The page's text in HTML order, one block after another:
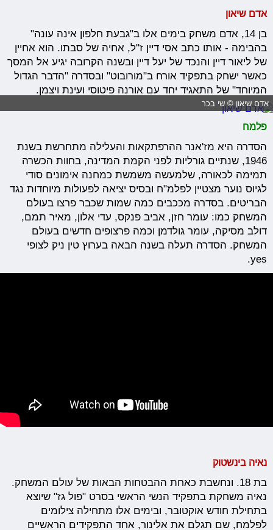
אדם שיאון
בן 14, אדם משחק בימים אלו ב"גבעת חלפון אינה עונה"
בהבימה - אותו כתב אסי דיין ז"ל, אחיה של סבתו. הוא אחיין
של ליאור דיין והנכד של יעל דיין ובשנה הקרובה יגיע אל המסך
כאשר ישחק בתפקיד אורח ב"מורובוט" ובסדרה "הדבר הגדול
המיוחד" של התאגיד יחד עם אורנה פיטוסי ועינת ויצמן.
אדם שיאון © שי בכר
פלמח
הסדרה היא מז'אנר ההרפתקאות והעלילה מתחרשת בשנת
1946, שנתיים גורליות לפני הקמת המדינה, בחוות הכשרה
תמימה לכאורה, שלמעשה משמשת כמחנה אימונים סודי
לגיוס נוער מצטיין לפלמ"ח ובסיס יציאה לפעולות מיוחדות נגד
הבריטים. בסדרה מככבים כמה שמות שכבר פרצו בעולם
המשחק כמו: עומר חזן, אביב פנקס, עדי אלון, מאיר תמם,
דולב מסיקה, עומר גולדמן וכמה פרצופים חדשים בעולם
המשחק. הסדרה תעלה בשנה הבאה בערוץ טין ניק לצופי
yes.
נאיה בינשטוק
בת 18. ונחשבת כאחת ההבטחות הבאות של עולם המשחק.
נאיה משחקת בתפקיד הנשי הראשי בסרט "פול גז" שיוצא
בתחילת חודש אוקטובר, ובימים אלו מתחילה צילומים
לפלמח, שם תגלם את אלינור, אחד התפקידים הראשיים